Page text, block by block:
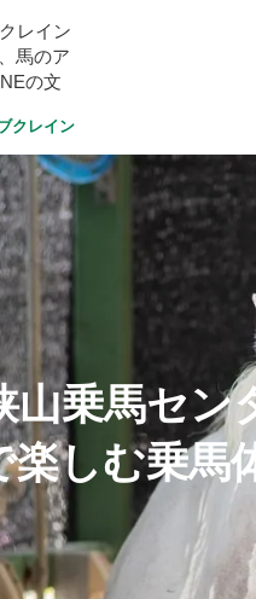
クレイン
力 クラブ一覧
山乗馬セン
楽しむ乗馬